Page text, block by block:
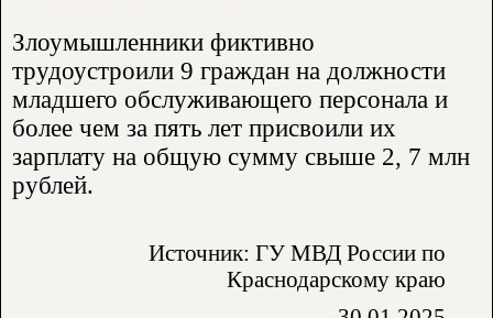
Злоумышленники фиктивно
трудоустроили 9 граждан на должности
младшего обслуживающего персонала и
более чем за пять лет присвоили их
зарплату на общую сумму свыше 2, 7 млн
рублей.
Источник: ГУ МВД России по
Краснодарскому краю